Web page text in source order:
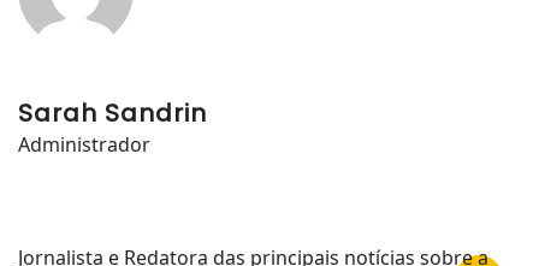
Sarah Sandrin
Administrador
Jornalista e Redatora das principais notícias sobre a